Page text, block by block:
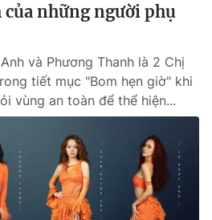
Podcast
Infographic
Shorts video
VTV Thể thao
Bất động sản
những người phụ
và Phương Thanh là 2 Chị
tiết mục "Bom hẹn giờ" khi
vùng an toàn để thể hiện...